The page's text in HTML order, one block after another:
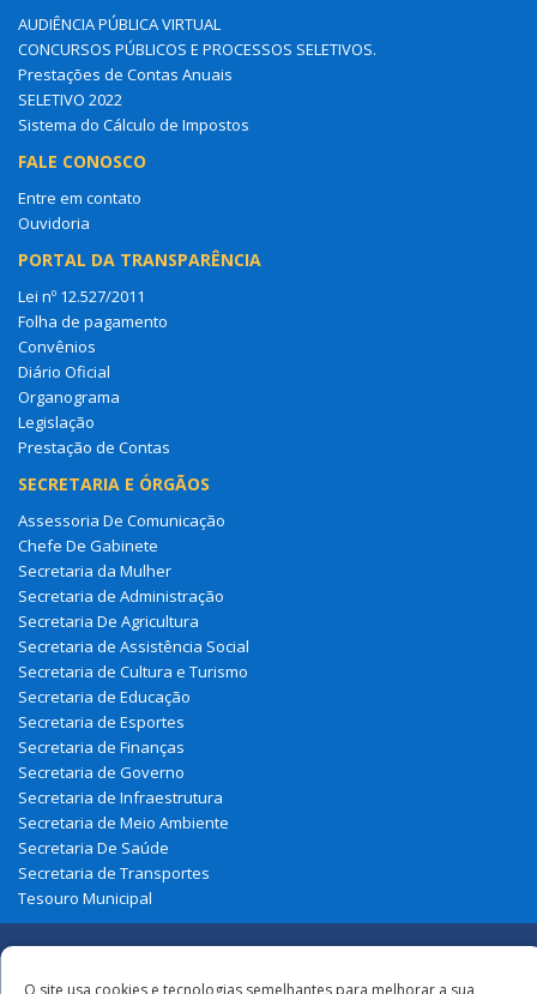
AUDIÊNCIA PÚBLICA VIRTUAL
CONCURSOS PÚBLICOS E PROCESSOS SELETIVOS.
Prestações de Contas Anuais
SELETIVO 2022
Sistema do Cálculo de Impostos
FALE CONOSCO
Entre em contato
Ouvidoria
PORTAL DA TRANSPARÊNCIA
Lei nº 12.527/2011
Folha de pagamento
Convênios
Diário Oficial
Organograma
Legislação
Prestação de Contas
SECRETARIA E ÓRGÃOS
Assessoria De Comunicação
Chefe De Gabinete
Secretaria da Mulher
Secretaria de Administração
Secretaria De Agricultura
Secretaria de Assistência Social
Secretaria de Cultura e Turismo
Secretaria de Educação
Secretaria de Esportes
Secretaria de Finanças
Secretaria de Governo
Secretaria de Infraestrutura
Secretaria de Meio Ambiente
Secretaria De Saúde
Secretaria de Transportes
Tesouro Municipal
O site usa cookies e tecnologias semelhantes para melhorar a sua